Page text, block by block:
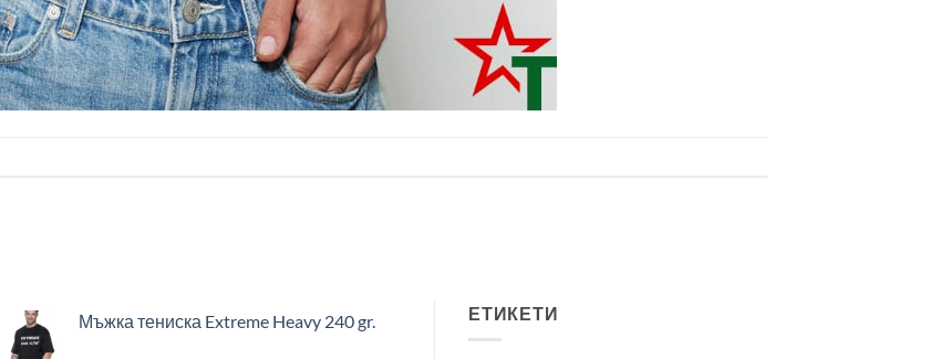
Мъжка тениска Extreme Heavy 240 gr. ЕТИКЕТИ